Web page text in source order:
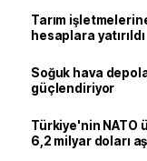
Tarım
hesaplara yatırıldı
Soğuk hava
güçlendiriyor
Türkiye'nin NATO
6,2 milyar doları